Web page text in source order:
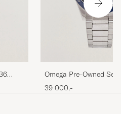
Omega Pre-Owned
39 000,-